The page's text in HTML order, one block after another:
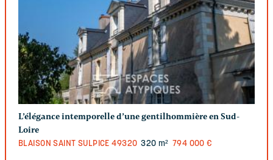
L’élégance intemporelle d’une gentilhommière en Sud-
Loire
BLAISON SAINT SULPICE 49320 320 m² 794 000 €